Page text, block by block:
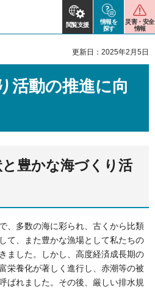
閲覧支援
情報を
探す
災害・安全
情報
更新日：2025年2月5日
活動の推進に向
豊かな海づくり活
、多数の海に彩られ、古くから比類
て、また豊かな漁場として私たちの
ました。しかし、高度経済成長期の
栄養化が著しく進行し、赤潮等の被
ばれました。その後、厳しい排水規